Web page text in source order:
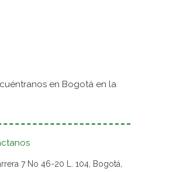
en Bogotá en la
7 No 46-20 L. 104, Bogotá,